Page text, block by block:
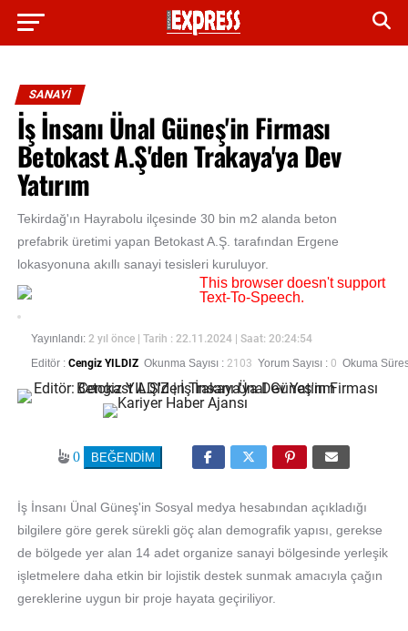
SANAYİ
İş İnsanı Ünal Güneş'in Firması
Betokast A.Ş'den Trakaya'ya Dev
Yatırım
Tekirdağ'ın Hayrabolu ilçesinde 30 bin m2 alanda beton
prefabrik üretimi yapan Betokast A.Ş. tarafından Ergene
lokasyonuna akıllı sanayi tesisleri kuruluyor.
This browser doesn't support
Text-To-Speech.
Yayınlandı: 2 yıl önce
| Tarih : 22.11.2024 | Saat: 20:24:54
Editör : Cengiz YILDIZ Okunma Sayısı : 2103 Yorum Sayısı : 0 Okuma
0
İş İnsanı Ünal Güneş'in Sosyal medya hesabından açıkladığı
bilgilere göre gerek sürekli göç alan demografik yapısı, gerekse
de bölgede yer alan 14 adet organize sanayi bölgesinde yerleşik
işletmelere daha etkin bir lojistik destek sunmak amacıyla çağın
gereklerine uygun bir proje hayata geçiriliyor.